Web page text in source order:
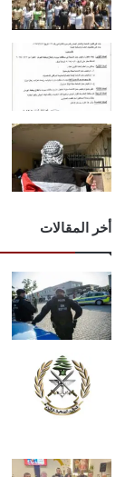
أخر المقالات